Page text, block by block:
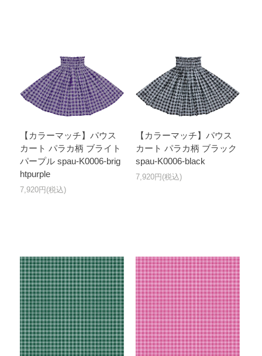
【カラーマッチ】パウス
カート パラカ柄 ブライト
パープル spau-K0006-brig
htpurple
7,920円(税込)
【カラーマッチ】パウス
カート パラカ柄 ブラック
spau-K0006-black
7,920円(税込)